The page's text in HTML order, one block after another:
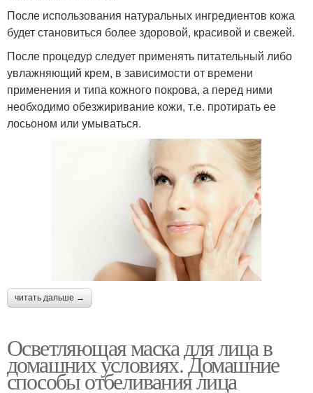
После использования натуральных ингредиентов кожа
будет становиться более здоровой, красивой и свежей.
После процедур следует применять питательный либо
увлажняющий крем, в зависимости от времени
применения и типа кожного покрова, а перед ними
необходимо обезжиривание кожи, т.е. протирать ее
лосьоном или умываться.
читать дальше →
Осветляющая маска для лица в
домашних условиях. Домашние
способы отбеливания лица